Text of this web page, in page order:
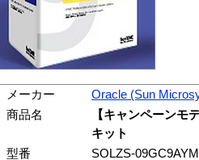
メーカー
Oracle (Sun
商品名
【キャンペーンモ
キット
型番
SOLZS-